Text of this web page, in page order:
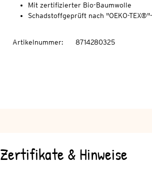
Mit zertifizierter Bio-Baumwolle
Schadstoffgeprüft nach "OEKO-
Artikelnummer: 8714280325
Zertifikate & Hinweise